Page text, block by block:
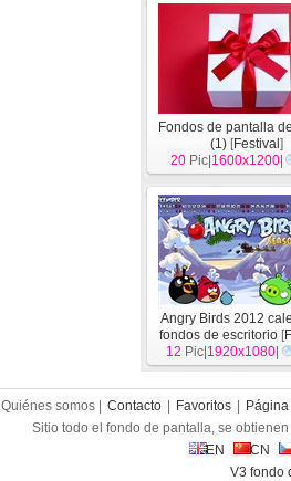
Fondos de pantalla
(1) [Festival ]
20 Pic| 1600x1200
Angry Birds 2012
fondos de escritorio [
12 Pic| 1920x1080
Quiénes somos | Contacto Favoritos
Sitio todo el fondo de pantalla, se
EN
CN
V3 fondo